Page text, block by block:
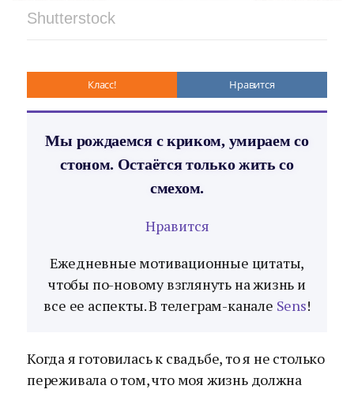
Shutterstock
Класс! Нравится
Мы рождаемся с криком, умираем со
стоном. Остаётся только жить со
смехом.
Нравится
Ежедневные мотивационные цитаты,
чтобы по-новому взглянуть на жизнь и
все ее аспекты. В телеграм-канале Sens!
Когда я готовилась к свадьбе, то я не столько
переживала о том, что моя жизнь должна